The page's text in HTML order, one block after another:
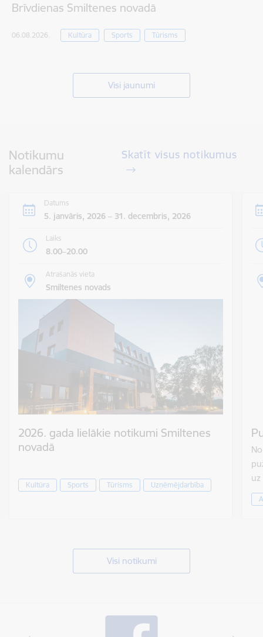
Brīvdienas Smiltenes novadā
06.08.2026. Kultūra Sports Tūrisms
Visi jaunumi
Notikumu
kalendārs
Skatīt visus notikumus
Datums
5. janvāris, 2026 – 31. decembris, 2026
Laiks
8.00–20.00
Atrašanās vieta
Smiltenes novads
2026. gada lielākie notikumi Smiltenes
novadā
Kultūra Sports Tūrisms Uzņēmējdarbība
Visi notikumi